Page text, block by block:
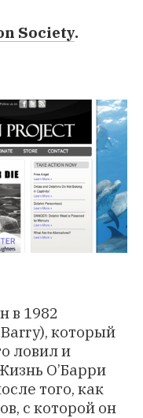
Society.
в 1982
который
ловил и
О’Барри
того, как
с которой он